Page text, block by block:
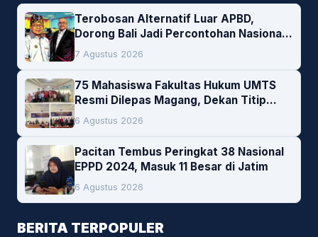
Terobosan Alternatif Luar APBD,
Dorong Bali Jadi Percontohan Nasional
Pembiayaan Daerah
7 Agustus 2026
75 Mahasiswa Fakultas Hukum UMTS
Resmi Dilepas Magang, Dekan Titip
Empat Pesan Penting
6 Agustus 2026
Pacitan Tembus Peringkat 38 Nasional
EPPD 2024, Masuk 11 Besar di Jatim
6 Agustus 2026
BERITA TERPOPULER